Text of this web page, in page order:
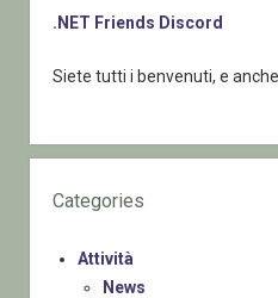
.NET Friends Discord
Siete tutti i benvenuti, e
Categories
Attività
News